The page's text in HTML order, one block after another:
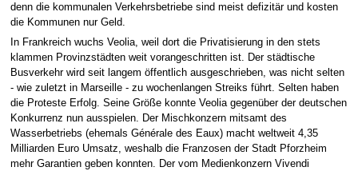
denn die kommunalen Verkehrsbetriebe sind meist defizitär und kosten
die Kommunen nur Geld.
In Frankreich wuchs Veolia, weil dort die Privatisierung in den stets
klammen Provinzstädten weit vorangeschritten ist. Der städtische
Busverkehr wird seit langem öffentlich ausgeschrieben, was nicht selten
- wie zuletzt in Marseille - zu wochenlangen Streiks führt. Selten haben
die Proteste Erfolg. Seine Größe konnte Veolia gegenüber der deutschen
Konkurrenz nun ausspielen. Der Mischkonzern mitsamt des
Wasserbetriebs (ehemals Générale des Eaux) macht weltweit 4,35
Milliarden Euro Umsatz, weshalb die Franzosen der Stadt Pforzheim
mehr Garantien geben konnten. Der vom Medienkonzern Vivendi